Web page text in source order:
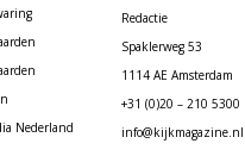
Nederland
Redactie
Spaklerweg 53
1114 AE Amsterdam
+31 (0)20 – 210 5300
info@kijkmagazine.nl